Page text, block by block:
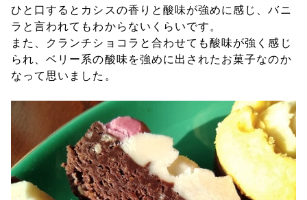
ひと口するとカシスの香りと酸味が強めに感じ、バニ
ラと言われてもわからないくらいです。
また、クランチショコラと合わせても酸味が強く感じ
られ、ベリー系の酸味を強めに出されたお菓子なのか
なって思いました。